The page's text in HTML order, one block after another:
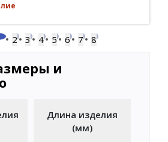
2 3 4 5 6 7 8
и
Длина изделия
(мм)